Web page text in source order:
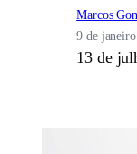
Marcos
9 de
13 de